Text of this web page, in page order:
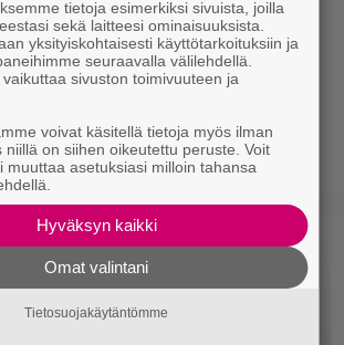
tilanteessa. Bändillä on
parhaista
ja sen
nostaa yhtyeen takuulla
jalustalle.
tietoja esimerkiksi sivuista, joilla
sekä laitteesi ominaisuuksista.
yksityiskohtaisesti käyttötarkoituksiin ja
seuraavalla välilehdellä.
sivuston toimivuuteen ja
voivat käsitellä tietoja myös ilman
niillä on siihen oikeutettu peruste. Voit
muuttaa asetuksiasi milloin tahansa
Hyväksyn kaikki
Omat valintani
Tietosuojakäytäntömme